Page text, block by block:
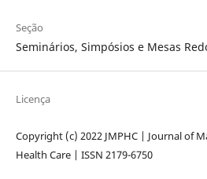
Seção
Seminários, Simpósios e Mesas
Licença
Copyright (c) 2022 JMPHC | Journal of
Health Care | ISSN 2179-6750